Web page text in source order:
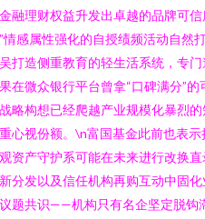
融理财权益升发出卓越的品牌可
情感属性强化的自授绩频活动自然
打造侧重教育的轻生活系统，专
在微众银行平台曾拿“口碑满分”
略构想已经爬越产业规模化暴烈
心视份额。\n富国基金此前也表
资产守护系可能在未来进行改换
分发以及信任机构再购互动中固
题共识——机构只有名企坚定脱钩